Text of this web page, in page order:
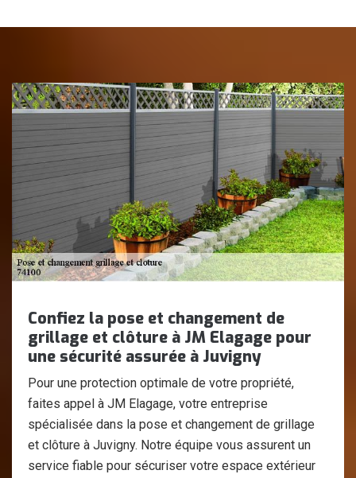
Confiez la pose et changement de
grillage et clôture à JM Elagage pour
une sécurité assurée à Juvigny
Pour une protection optimale de votre propriété,
faites appel à JM Elagage, votre entreprise
spécialisée dans la pose et changement de grillage
et clôture à Juvigny. Notre équipe vous assurent un
service fiable pour sécuriser votre espace extérieur